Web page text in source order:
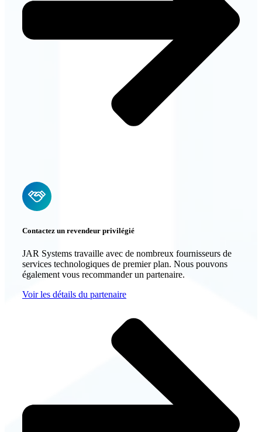
Contactez un revendeur privilégié
JAR Systems travaille avec de nombreux fournisseurs de
services technologiques de premier plan. Nous pouvons
également vous recommander un partenaire.
Voir les détails du partenaire